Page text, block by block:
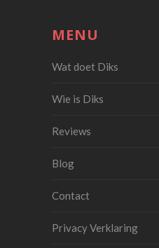
MENU
Wat doet Diks
Wie is Diks
Reviews
Blog
Contact
Privacy Verklaring